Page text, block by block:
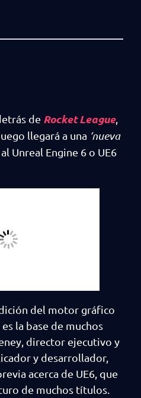
de Rocket League,
llegará a una ‘nueva
Unreal Engine 6 o UE6
del motor gráfico
la base de muchos
director ejecutivo y
y desarrollador,
acerca de UE6, que
de muchos títulos.